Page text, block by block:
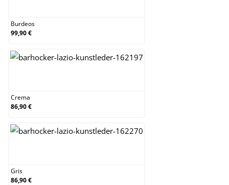
Burdeos
99,90 €
Crema
86,90 €
Gris
86,90 €